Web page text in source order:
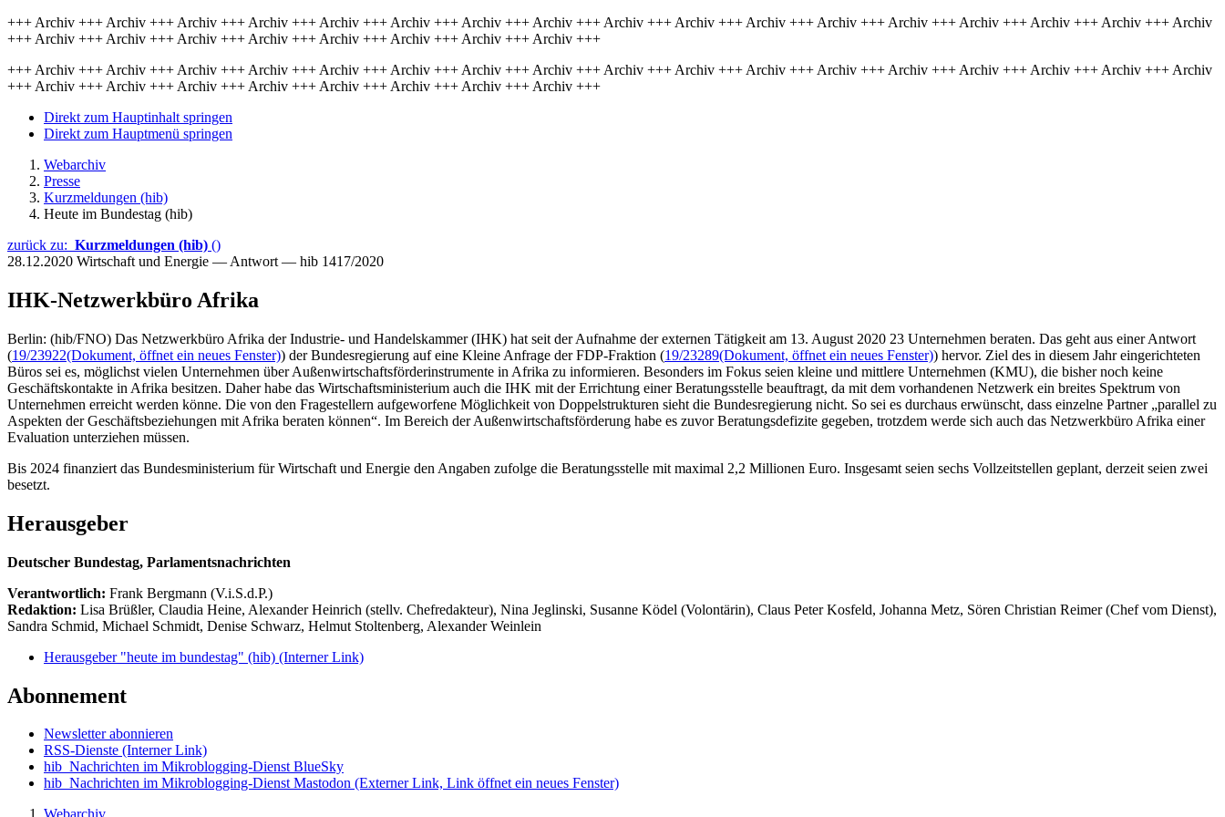
+++ Archiv +++ Archiv +++ Archiv +++ Archiv +++ Archiv +++ Archiv +++ Archiv +++ Archiv +++ Archiv +++ Archiv +++ Archiv +++ Archiv +++ Archiv +++ Archiv +++ Archiv +++ Archiv +++ Archiv
+++ Archiv +++ Archiv +++ Archiv +++ Archiv +++ Archiv +++ Archiv +++ Archiv +++ Archiv +++
+++ Archiv +++ Archiv +++ Archiv +++ Archiv +++ Archiv +++ Archiv +++ Archiv +++ Archiv +++ Archiv +++ Archiv +++ Archiv +++ Archiv +++ Archiv +++ Archiv +++ Archiv +++ Archiv +++ Archiv
+++ Archiv +++ Archiv +++ Archiv +++ Archiv +++ Archiv +++ Archiv +++ Archiv +++ Archiv +++
Direkt zum Hauptinhalt springen
Direkt zum Hauptmenü springen
Webarchiv
Presse
Kurzmeldungen (hib)
Heute im Bundestag (hib)
zurück zu: Kurzmeldungen (hib) ()
28.12.2020 Wirtschaft und Energie — Antwort — hib 1417/2020
IHK-Netzwerkbüro Afrika
Berlin: (hib/FNO) Das Netzwerkbüro Afrika der Industrie- und Handelskammer (IHK) hat seit der Aufnahme der externen Tätigkeit am 13. August 2020 23 Unternehmen beraten. Das geht aus einer Antwort
(19/23922(Dokument, öffnet ein neues Fenster)) der Bundesregierung auf eine Kleine Anfrage der FDP-Fraktion (19/23289(Dokument, öffnet ein neues Fenster)) hervor. Ziel des in diesem Jahr eingerichteten
Büros sei es, möglichst vielen Unternehmen über Außenwirtschaftsförderinstrumente in Afrika zu informieren. Besonders im Fokus seien kleine und mittlere Unternehmen (KMU), die bisher noch keine
Geschäftskontakte in Afrika besitzen. Daher habe das Wirtschaftsministerium auch die IHK mit der Errichtung einer Beratungsstelle beauftragt, da mit dem vorhandenen Netzwerk ein breites Spektrum von
Unternehmen erreicht werden könne. Die von den Fragestellern aufgeworfene Möglichkeit von Doppelstrukturen sieht die Bundesregierung nicht. So sei es durchaus erwünscht, dass einzelne Partner „parallel zu
Aspekten der Geschäftsbeziehungen mit Afrika beraten können“. Im Bereich der Außenwirtschaftsförderung habe es zuvor Beratungsdefizite gegeben, trotzdem werde sich auch das Netzwerkbüro Afrika einer
Evaluation unterziehen müssen.
Bis 2024 finanziert das Bundesministerium für Wirtschaft und Energie den Angaben zufolge die Beratungsstelle mit maximal 2,2 Millionen Euro. Insgesamt seien sechs Vollzeitstellen geplant, derzeit seien zwei
besetzt.
Herausgeber
Deutscher Bundestag, Parlamentsnachrichten
Verantwortlich: Frank Bergmann (V.i.S.d.P.)
Redaktion: Lisa Brüßler, Claudia Heine, Alexander Heinrich (stellv. Chefredakteur), Nina Jeglinski, Susanne Ködel (Volontärin), Claus Peter Kosfeld, Johanna Metz, Sören Christian Reimer (Chef vom Dienst),
Sandra Schmid, Michael Schmidt, Denise Schwarz, Helmut Stoltenberg, Alexander Weinlein
Herausgeber "heute im bundestag" (hib) (Interner Link)
Abonnement
Newsletter abonnieren
RSS-Dienste (Interner Link)
hib_Nachrichten im Mikroblogging-Dienst BlueSky
hib_Nachrichten im Mikroblogging-Dienst Mastodon (Externer Link, Link öffnet ein neues Fenster)